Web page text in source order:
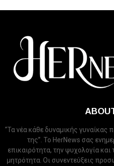
“Τα νέα κάθε δυναμικής γυναίκας
της”. Το HerNews σας
επικαιρότητα, την ψυχολογία και
μητρότητα. Οι συνεντεύξεις